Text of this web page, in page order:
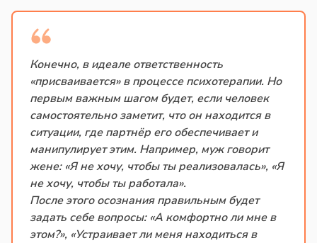
Конечно, в идеале ответственность
«присваивается» в процессе психотерапии. Но
первым важным шагом будет, если человек
самостоятельно заметит, что он находится в
ситуации, где партнёр его обеспечивает и
манипулирует этим. Например, муж говорит
жене: «Я не хочу, чтобы ты реализовалась», «Я
не хочу, чтобы ты работала».
После этого осознания правильным будет
задать себе вопросы: «А комфортно ли мне в
этом?», «Устраивает ли меня находиться в